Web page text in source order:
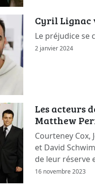
Cyril Lignac
Le préjudice se
2 janvier 2024
Les acteurs
Matthew
Courteney Cox,
et David
de leur réserve
16 novembre 2023